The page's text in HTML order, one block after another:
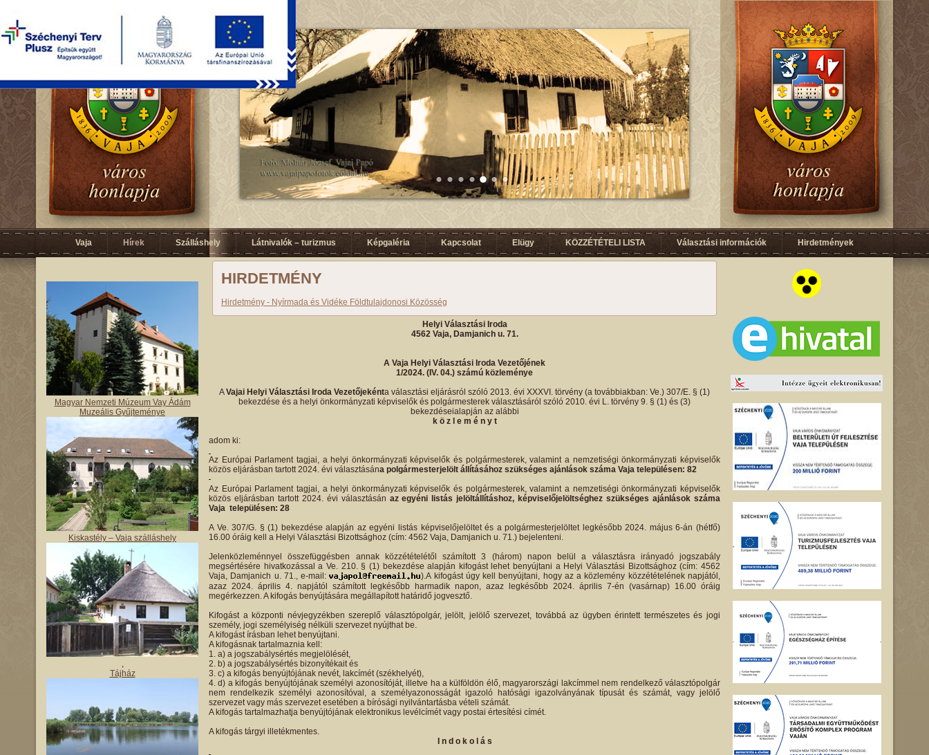
Vaja Hírek Szálláshely Látnivalók – turizmus Képgaléria Kapcsolat Elügy KÖZZÉTÉTELI LISTA Választási információk Hirdetmények
Magyar Nemzeti Múzeum Vay Ádám
Muzeális Gyűjteménye
Kiskastély – Vaja szálláshely
,
Tájház
HIRDETMÉNY
Hirdetmény - Nyírmada és Vidéke Földtulajdonosi Közösség
Helyi Választási Iroda
4562 Vaja, Damjanich u. 71.
A Vaja Helyi Választási Iroda Vezetőjének
1/2024. (IV. 04.) számú közleménye
AVajai Helyi Választási Iroda Vezetőjekénta választási eljárásról szóló 2013. évi XXXVI. törvény (a továbbiakban: Ve.) 307/E. § (1)
bekezdése és a helyi önkormányzati képviselők és polgármesterek választásáról szóló 2010. évi L. törvény 9. § (1) és (3)
bekezdéseialapján az alábbi
k ö z l e m é n y t
adom ki:
Az Európai Parlament tagjai, a helyi önkormányzati képviselők és polgármesterek, valamint a nemzetiségi önkormányzati képviselők
közös eljárásban tartott 2024. évi választásána polgármesterjelölt állításához szükséges ajánlások száma Vaja településen: 82
Az Európai Parlament tagjai, a helyi önkormányzati képviselők és polgármesterek, valamint a nemzetiségi önkormányzati képviselők
közös eljárásban tartott 2024. évi választásán az egyéni listás jelöltállításhoz, képviselőjelöltséghez szükséges ajánlások száma
Vaja településen: 28
A Ve. 307/G. § (1) bekezdése alapján az egyéni listás képviselőjelöltet és a polgármesterjelöltet legkésőbb 2024. május 6-án (hétfő)
16.00 óráig kell a Helyi Választási Bizottsághoz (cím: 4562 Vaja, Damjanich u. 71.) bejelenteni.
Jelenközleménnyel összefüggésben annak közzétételétől számított 3 (három) napon belül a választásra irányadó jogszabály
megsértésére hivatkozással a Ve. 210. § (1) bekezdése alapján kifogást lehet benyújtani a Helyi Választási Bizottsághoz (cím: 4562
Vaja, Damjanich u. 71., e-mail:
).A kifogást úgy kell benyújtani, hogy az a közlemény közzétételének napjától,
azaz 2024. április 4. napjától számított legkésőbb harmadik napon, azaz legkésőbb 2024. április 7-én (vasárnap) 16.00 óráig
megérkezzen. A kifogás benyújtására megállapított határidő jogvesztő.
Kifogást a központi névjegyzékben szereplő választópolgár, jelölt, jelölő szervezet, továbbá az ügyben érintett természetes és jogi
személy, jogi személyiség nélküli szervezet nyújthat be.
A kifogást írásban lehet benyújtani.
A kifogásnak tartalmaznia kell:
a) a jogszabálysértés megjelölését,
b) a jogszabálysértés bizonyítékait és
c) a kifogás benyújtójának nevét, lakcímét (székhelyét),
d) a kifogás benyújtójának személyi azonosítóját, illetve ha a külföldön élő, magyarországi lakcímmel nem rendelkező választópolgár
nem rendelkezik személyi azonosítóval, a személyazonosságát igazoló hatósági igazolványának típusát és számát, vagy jelölő
szervezet vagy más szervezet esetében a bírósági nyilvántartásba vételi számát.
A kifogás tartalmazhatja benyújtójának elektronikus levélcímét vagy postai értesítési címét.
A kifogás tárgyi illetékmentes.
I n d o k o l á s